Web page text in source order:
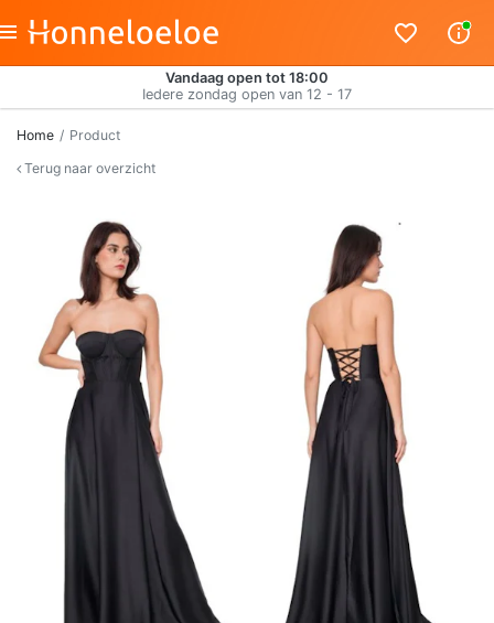
Vandaag open tot 18:00
Iedere zondag open van 12 - 17
Home
Product
Terug naar overzicht